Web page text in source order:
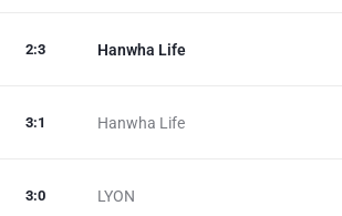
Hanwha Life
2:3
Hanwha Life
3:1
LYON
3:0